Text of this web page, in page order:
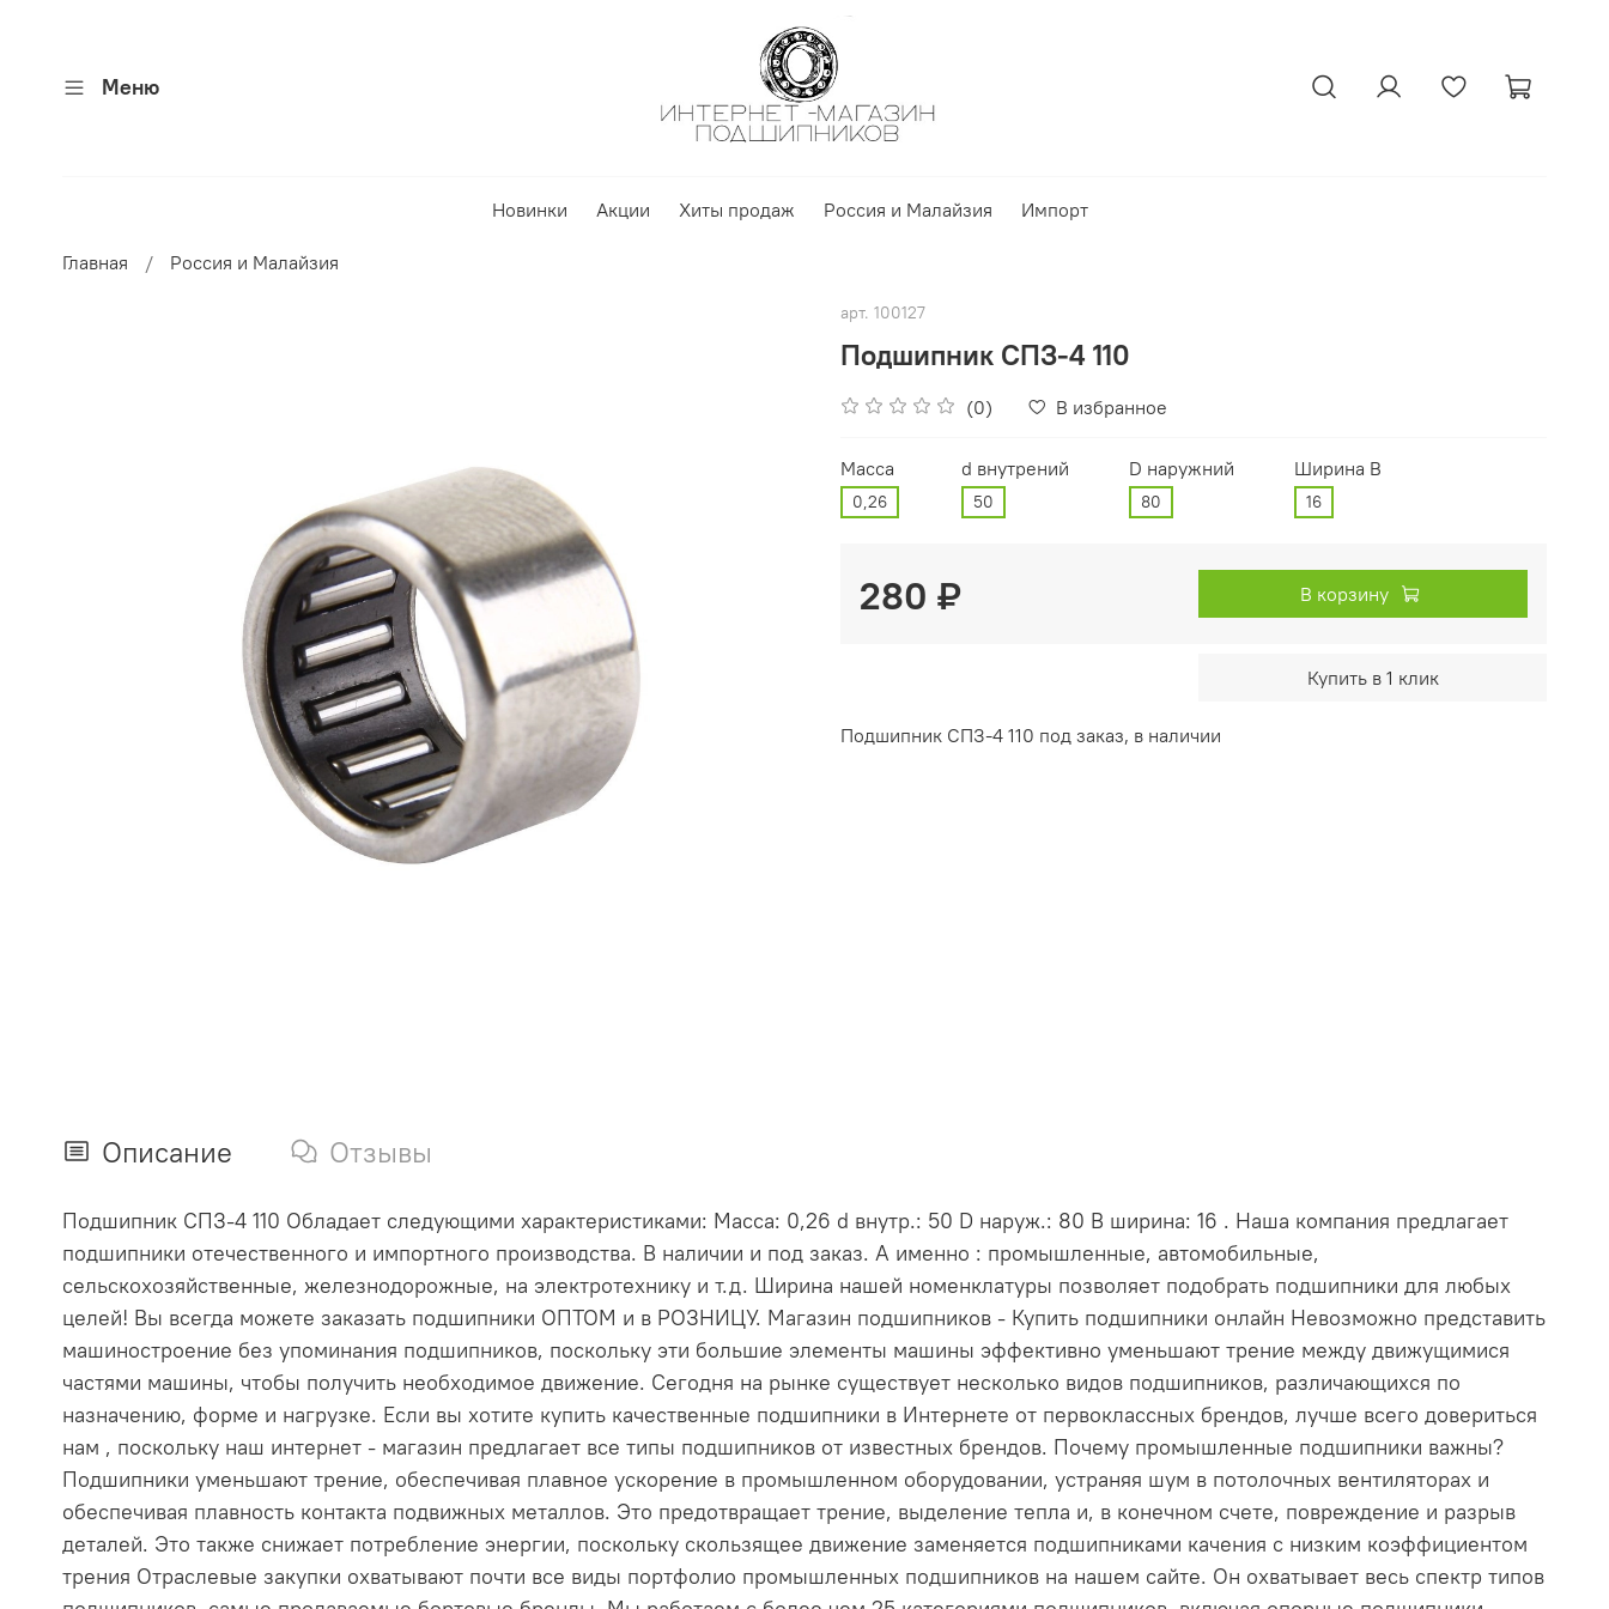
Меню
Новинки Акции Хиты продаж Россия и Малайзия Импорт
Главная Россия и Малайзия
арт. 100127
Подшипник СПЗ-4 110
(0) В избранное
Масса
0,26
d внутрений
50
D наружний
80
Ширина В
16
280 ₽ В корзину
Купить в 1 клик
Подшипник СПЗ-4 110 под заказ, в наличии
Описание Отзывы
Подшипник СПЗ-4 110 Обладает следующими характеристиками: Масса: 0,26 d внутр.: 50 D наруж.: 80 В ширина: 16 . Наша компания предлагает
подшипники отечественного и импортного производства. В наличии и под заказ. А именно : промышленные, автомобильные,
сельскохозяйственные, железнодорожные, на электротехнику и т.д. Ширина нашей номенклатуры позволяет подобрать подшипники для любых
целей! Вы всегда можете заказать подшипники ОПТОМ и в РОЗНИЦУ. Магазин подшипников - Купить подшипники онлайн Невозможно представить
машиностроение без упоминания подшипников, поскольку эти большие элементы машины эффективно уменьшают трение между движущимися
частями машины, чтобы получить необходимое движение. Сегодня на рынке существует несколько видов подшипников, различающихся по
назначению, форме и нагрузке. Если вы хотите купить качественные подшипники в Интернете от первоклассных брендов, лучше всего довериться
нам , поскольку наш интернет - магазин предлагает все типы подшипников от известных брендов. Почему промышленные подшипники важны?
Подшипники уменьшают трение, обеспечивая плавное ускорение в промышленном оборудовании, устраняя шум в потолочных вентиляторах и
обеспечивая плавность контакта подвижных металлов. Это предотвращает трение, выделение тепла и, в конечном счете, повреждение и разрыв
деталей. Это также снижает потребление энергии, поскольку скользящее движение заменяется подшипниками качения с низким коэффициентом
трения Отраслевые закупки охватывают почти все виды портфолио промышленных подшипников на нашем сайте. Он охватывает весь спектр типов